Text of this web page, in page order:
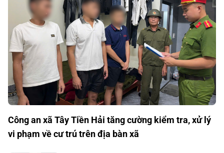
Công an xã Tây Tiền Hải tăng cường kiểm tra, xử lý
vi phạm về cư trú trên địa bàn xã